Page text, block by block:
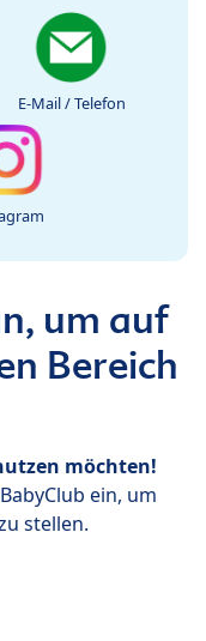
E-Mail / Telefon
um auf
Bereich
möchten!
ein, um
stellen.